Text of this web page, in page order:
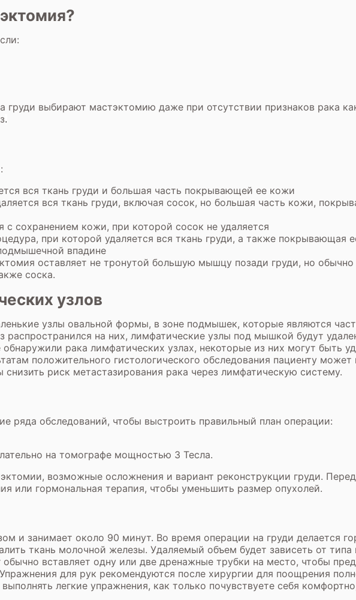
выбирают мастэктомию даже при отсутствии признаков рака
.
вся ткань груди и большая часть покрывающей ее кожи
вся ткань груди, включая сосок, но большая часть кожи,
сохранением кожи, при которой сосок не удаляется
при которой удаляется вся ткань груди, а также
впадине
оставляет не тронутой большую мышцу позади груди, но обычно
соска.
узлов
узлы овальной формы, в зоне подмышек, которые являются
на них, лимфатические узлы под мышкой будут
рака лимфатических узлах, некоторые из них могут быть
положительного гистологического обследования пациенту может
снизить риск метастазирования рака через лимфатическую систему.
ряда обследований, чтобы выстроить правильный план операции:
на томографе мощностью 3 Тесла.
возможные осложнения и вариант реконструкции груди.
или гормональная терапия, чтобы уменьшить размер опухолей.
и занимает около 90 минут. Во время операции на груди делается
ткань молочной железы. Удаляемый объем будет зависеть от типа
обычно вставляет одну или две дренажные трубки на место, чтобы
для рук рекомендуются после хирургии для поощрения
легкие упражнения, как только почувствуете себя